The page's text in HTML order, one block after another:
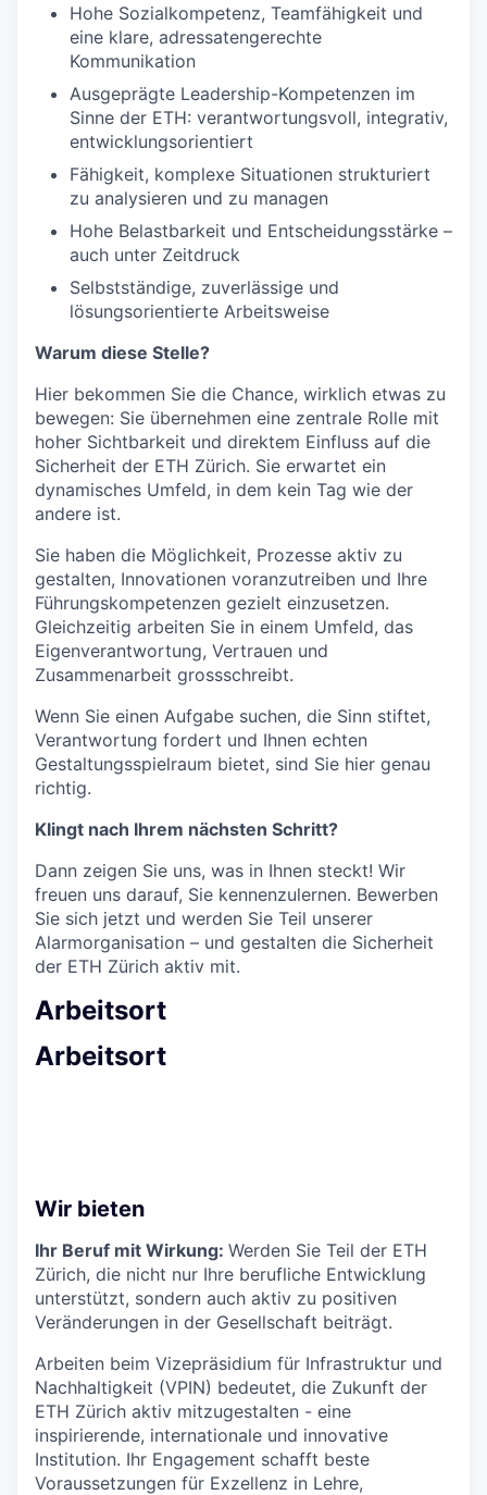
Hohe Sozialkompetenz, Teamfähigkeit und
eine klare, adressatengerechte
Kommunikation
Ausgeprägte Leadership-Kompetenzen im
Sinne der ETH: verantwortungsvoll, integrativ,
entwicklungsorientiert
Fähigkeit, komplexe Situationen strukturiert
zu analysieren und zu managen
Hohe Belastbarkeit und Entscheidungsstärke –
auch unter Zeitdruck
Selbstständige, zuverlässige und
lösungsorientierte Arbeitsweise
Warum diese Stelle?
Hier bekommen Sie die Chance, wirklich etwas zu
bewegen: Sie übernehmen eine zentrale Rolle mit
hoher Sichtbarkeit und direktem Einfluss auf die
Sicherheit der ETH Zürich. Sie erwartet ein
dynamisches Umfeld, in dem kein Tag wie der
andere ist.
Sie haben die Möglichkeit, Prozesse aktiv zu
gestalten, Innovationen voranzutreiben und Ihre
Führungskompetenzen gezielt einzusetzen.
Gleichzeitig arbeiten Sie in einem Umfeld, das
Eigenverantwortung, Vertrauen und
Zusammenarbeit grossschreibt.
Wenn Sie einen Aufgabe suchen, die Sinn stiftet,
Verantwortung fordert und Ihnen echten
Gestaltungsspielraum bietet, sind Sie hier genau
richtig.
Klingt nach Ihrem nächsten Schritt?
Dann zeigen Sie uns, was in Ihnen steckt! Wir
freuen uns darauf, Sie kennenzulernen. Bewerben
Sie sich jetzt und werden Sie Teil unserer
Alarmorganisation – und gestalten die Sicherheit
der ETH Zürich aktiv mit.
Arbeitsort
Arbeitsort
Wir bieten
Ihr Beruf mit Wirkung: Werden Sie Teil der ETH
Zürich, die nicht nur Ihre berufliche Entwicklung
unterstützt, sondern auch aktiv zu positiven
Veränderungen in der Gesellschaft beiträgt.
Arbeiten beim Vizepräsidium für Infrastruktur und
Nachhaltigkeit (VPIN) bedeutet, die Zukunft der
ETH Zürich aktiv mitzugestalten - eine
inspirierende, internationale und innovative
Institution. Ihr Engagement schafft beste
Voraussetzungen für Exzellenz in Lehre,